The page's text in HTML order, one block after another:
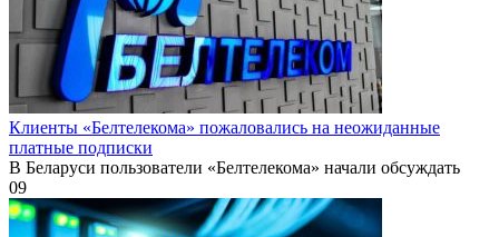
Клиенты «Белтелекома» пожаловались на неожиданные
платные подписки
В Беларуси пользователи «Белтелекома» начали обсуждать
09